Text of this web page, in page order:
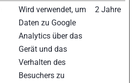
Wird verwendet, um
Daten zu Google
Analytics über das
Gerät und das
Verhalten des
Besuchers zu
2 Jahre